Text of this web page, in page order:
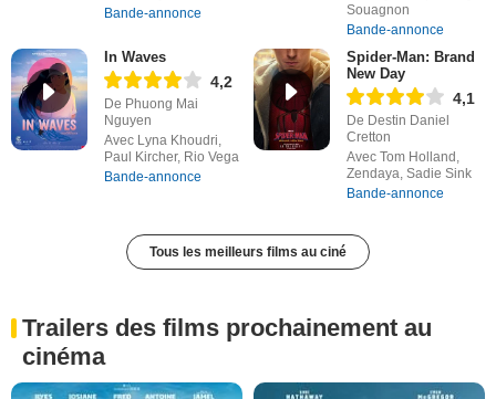
Bande-annonce
Souagnon
Bande-annonce
In Waves
4,2
De Phuong Mai
Nguyen
Avec Lyna Khoudri,
Paul Kircher, Rio Vega
Bande-annonce
Spider-Man: Brand
New Day
4,1
De Destin Daniel
Cretton
Avec Tom Holland,
Zendaya, Sadie Sink
Bande-annonce
Tous les meilleurs films au ciné
Trailers des films prochainement au
cinéma